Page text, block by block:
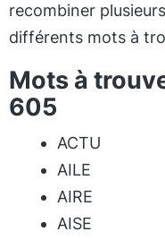
recombiner
différents mots à
Mots à
605
ACTU
AILE
AIRE
AISE